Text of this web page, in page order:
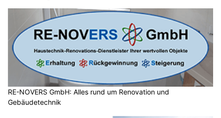
RE-NOVERS GmbH: Alles rund um Renovation und
Gebäudetechnik